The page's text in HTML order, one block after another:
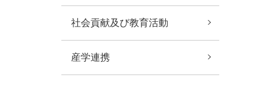
社会貢献及び教育活動
産学連携